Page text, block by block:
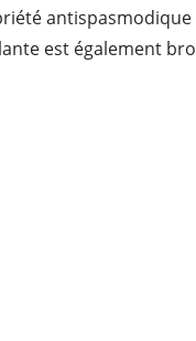
est également